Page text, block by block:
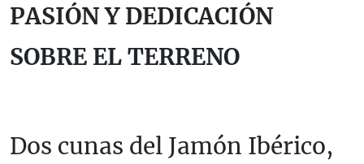
PASIÓN Y DEDICACIÓN
SOBRE EL TERRENO
Dos cunas del Jamón Ibérico,